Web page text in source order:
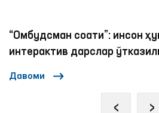
“Омбудсман соати”: инсон
интерактив дарслар
Давоми
‹ ›